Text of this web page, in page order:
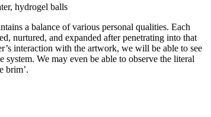
hydrogel balls
a balance of various personal qualities. Each
nurtured, and expanded after penetrating into that
interaction with the artwork, we will be able to see
We may even be able to observe the literal
brim’.